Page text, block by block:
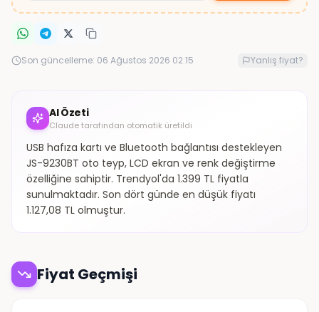
Son güncelleme: 06 Ağustos 2026 02:15 Yanlış fiyat?
AI Özeti
Claude tarafından otomatik üretildi
USB hafıza kartı ve Bluetooth bağlantısı destekleyen
JS-9230BT oto teyp, LCD ekran ve renk değiştirme
özelliğine sahiptir. Trendyol'da 1.399 TL fiyatla
sunulmaktadır. Son dört günde en düşük fiyatı
1.127,08 TL olmuştur.
Fiyat Geçmişi